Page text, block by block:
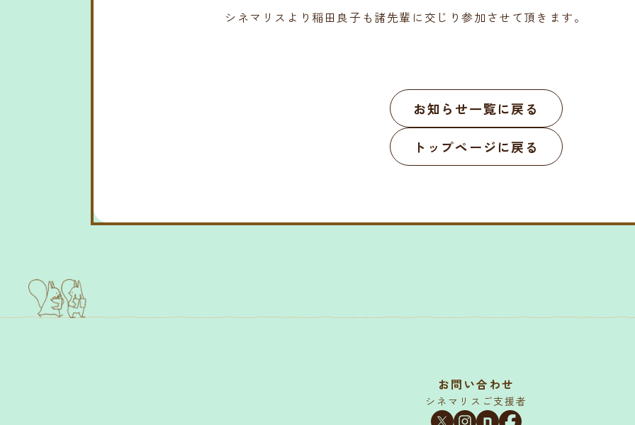
シネマリスより稲田良子も諸先輩に交じり参加させて頂きます。
お知らせ一覧に戻る
トップページに戻る
お問い合わせ
シネマリスご支援者